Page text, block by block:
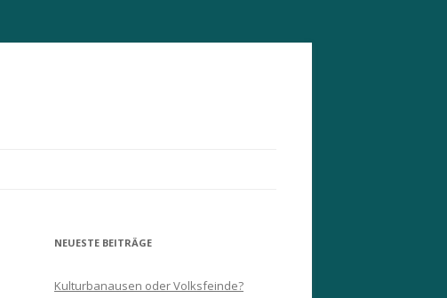
NEUESTE BEITRÄGE
Kulturbanausen oder Volksfeinde?